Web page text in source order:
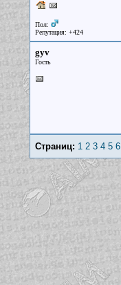
Пол:
Репутация: +424
gyv
Гость
Страниц: 1 2 3 4 5 6